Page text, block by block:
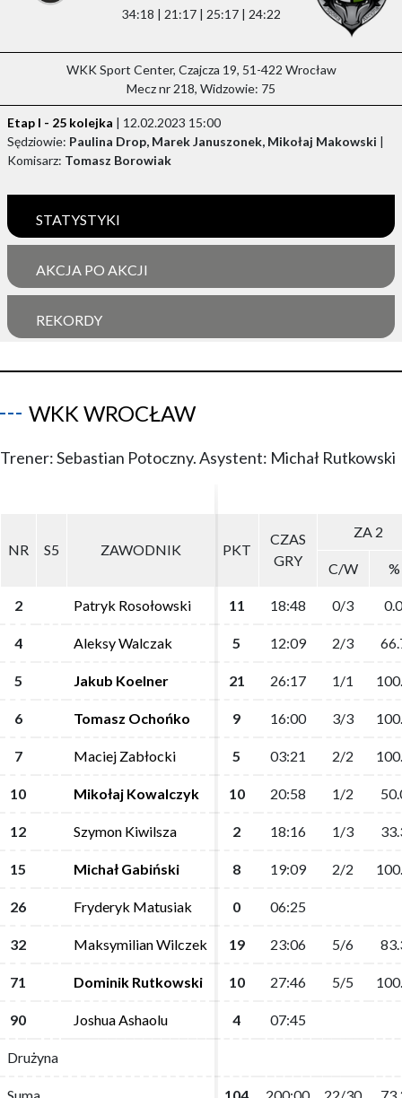
34:18 | 21:17 | 25:17 | 24:22
WKK Sport Center, Czajcza 19, 51-422 Wrocław
Mecz nr 218, Widzowie: 75
Etap I - 25 kolejka | 12.02.2023 15:00
Sędziowie: Paulina Drop, Marek Januszonek, Mikołaj Makowski |
Komisarz: Tomasz Borowiak
STATYSTYKI
AKCJA PO AKCJI
REKORDY
WKK WROCŁAW
Trener: Sebastian Potoczny. Asystent: Michał Rutkowski
NR S5 ZAWODNIK PKT
CZAS
GRY
ZA 2
C/W %
2 Patryk Rosołowski 11 18:48 0/3 0.0
4 Aleksy Walczak 5 12:09 2/3
5 Jakub Koelner 21 26:17 1/1
6 Tomasz Ochońko 9 16:00 3/3
7 Maciej Zabłocki 5 03:21 2/2
10 Mikołaj Kowalczyk 10 20:58 1/2
12 Szymon Kiwilsza 2 18:16 1/3
15 Michał Gabiński 8 19:09 2/2
26 Fryderyk Matusiak 0 06:25
32 Maksymilian Wilczek 19 23:06 5/6
71 Dominik Rutkowski 10 27:46 5/5
90 Joshua Ashaolu 4 07:45
Drużyna
NR S5 ZAWODNIK PKT
CZAS
GRY
ZA 2
C/W %
2 Patryk Rosołowski 11 18:48 0/3 0.0
4 Aleksy Walczak 5 12:09 2/3
5 Jakub Koelner 21 26:17 1/1
6 Tomasz Ochońko 9 16:00 3/3
7 Maciej Zabłocki 5 03:21 2/2
10 Mikołaj Kowalczyk 10 20:58 1/2
12 Szymon Kiwilsza 2 18:16 1/3
15 Michał Gabiński 8 19:09 2/2
26 Fryderyk Matusiak 0 06:25
32 Maksymilian Wilczek 19 23:06 5/6
71 Dominik Rutkowski 10 27:46 5/5
90 Joshua Ashaolu 4 07:45
Drużyna